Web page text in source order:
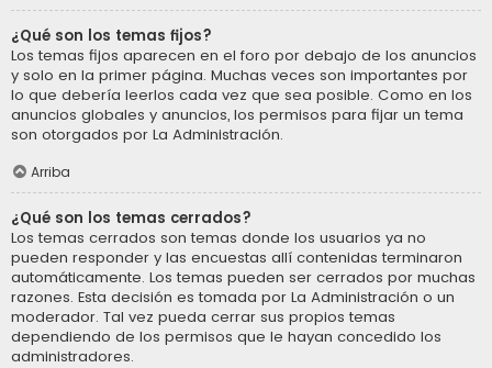
¿Qué son los temas fijos?
Los temas fijos aparecen en el foro por debajo de los anuncios
y solo en la primer página. Muchas veces son importantes por
lo que debería leerlos cada vez que sea posible. Como en los
anuncios globales y anuncios, los permisos para fijar un tema
son otorgados por La Administración.
Arriba
¿Qué son los temas cerrados?
Los temas cerrados son temas donde los usuarios ya no
pueden responder y las encuestas allí contenidas terminaron
automáticamente. Los temas pueden ser cerrados por muchas
razones. Esta decisión es tomada por La Administración o un
moderador. Tal vez pueda cerrar sus propios temas
dependiendo de los permisos que le hayan concedido los
administradores.